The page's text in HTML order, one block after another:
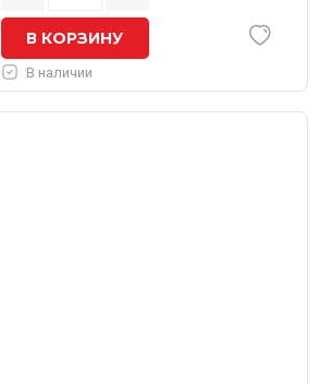
В КОРЗИНУ
В наличии